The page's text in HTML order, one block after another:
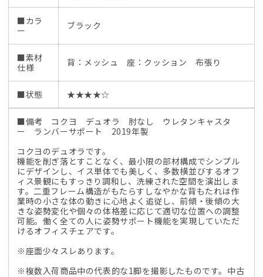
■カラ
ー
ブラック
■素材
仕様
背：メッシュ 座：クッション 布張り
■状態 ★★★★☆
■備考 コクヨ デュオラ 肘なし ウレタンキャスタ
ー ランバーサポート 2019年製
コクヨのデュオラです。
機能を削ぎ落とすことなく、最小限の部材構成でシンプル
にデザインし、イス単体でも美しく、多数横並びするオフ
ィス景観にもすっきり調和し、洗練された空間を演出しま
す。二重フレーム構造がもたらすしなやかな背もたれは作
業時の小さな体の動きに心地よく追従し、前傾・後傾の大
きな姿勢変化や個々の体格差に応じて適切な位置への調整
可能。働く全ての人に姿勢サポート機能を実現していただ
けるオフィスチェアです。
※座面少々スレあります。
※複数入荷商品中の代表的な1脚を撮影したものです。中古